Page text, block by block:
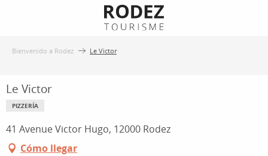
Bienvenido a Rodez Le Victor
Le Victor
PIZZERÍA
41 Avenue Victor Hugo, 12000 Rodez
Cómo llegar